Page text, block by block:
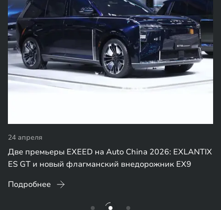
24 апреля
Две премьеры EXEED на Auto China 2026: EXLANTIX
ES GT и новый флагманский внедорожник EX9
Подробнее